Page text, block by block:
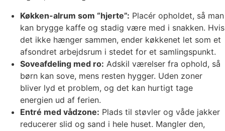
Køkken-alrum som “hjerte”: Placér opholdet, så man
kan brygge kaffe og stadig være med i snakken. Hvis
det ikke hænger sammen, ender køkkenet let som et
afsondret arbejdsrum i stedet for et samlingspunkt.
Soveafdeling med ro: Adskil værelser fra ophold, så
børn kan sove, mens resten hygger. Uden zoner
bliver lyd et problem, og det kan hurtigt tage
energien ud af ferien.
Entré med vådzone: Plads til støvler og våde jakker
reducerer slid og sand i hele huset. Mangler den,